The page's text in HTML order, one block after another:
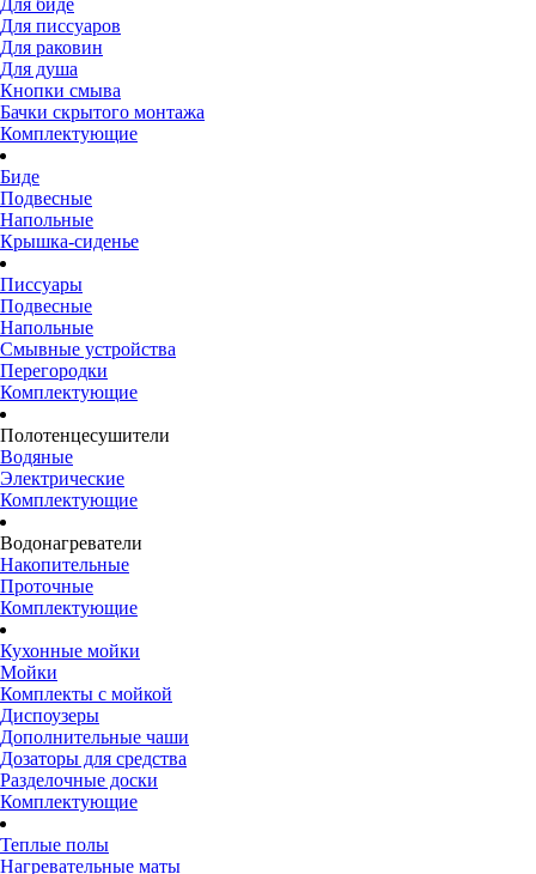
Для биде
Для писсуаров
Для раковин
Для душа
Кнопки смыва
Бачки скрытого монтажа
Комплектующие
Биде
Подвесные
Напольные
Крышка-сиденье
Писсуары
Подвесные
Напольные
Смывные устройства
Перегородки
Комплектующие
Полотенцесушители
Водяные
Электрические
Комплектующие
Водонагреватели
Накопительные
Проточные
Комплектующие
Кухонные мойки
Мойки
Комплекты с мойкой
Диспоузеры
Дополнительные чаши
Дозаторы для средства
Разделочные доски
Комплектующие
Теплые полы
Нагревательные маты